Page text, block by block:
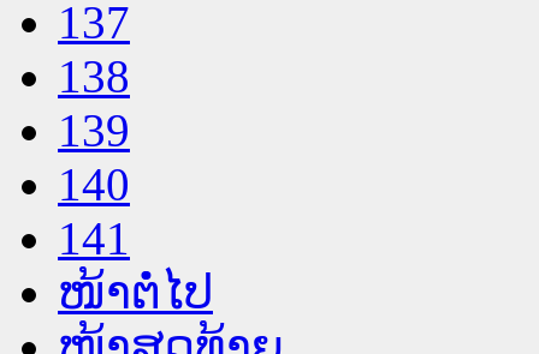
137
138
139
140
141
ໜ້າຕໍ່ໄປ